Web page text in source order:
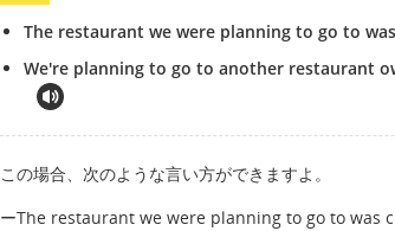
The restaurant we were planning to go to
We're planning to go to another restaurant
この場合、次のような言い方ができますよ。
ーThe restaurant we were planning to go to was